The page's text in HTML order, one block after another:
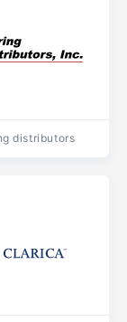
distributors